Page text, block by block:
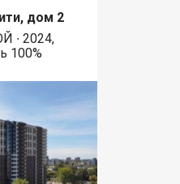
дом 2
∙ 2024,
100%